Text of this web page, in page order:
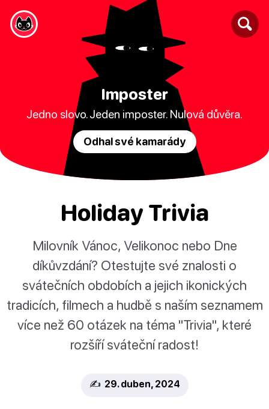
Imposter
Jedno slovo. Jeden imposter. Nulová důvěra.
Odhal své kamarády
Holiday Trivia
Milovník Vánoc, Velikonoc nebo Dne
díkůvzdání? Otestujte své znalosti o
svátečních obdobích a jejich ikonických
tradicích, filmech a hudbě s naším seznamem
více než 60 otázek na téma "Trivia", které
rozšíří sváteční radost!
✍️ 29. duben, 2024